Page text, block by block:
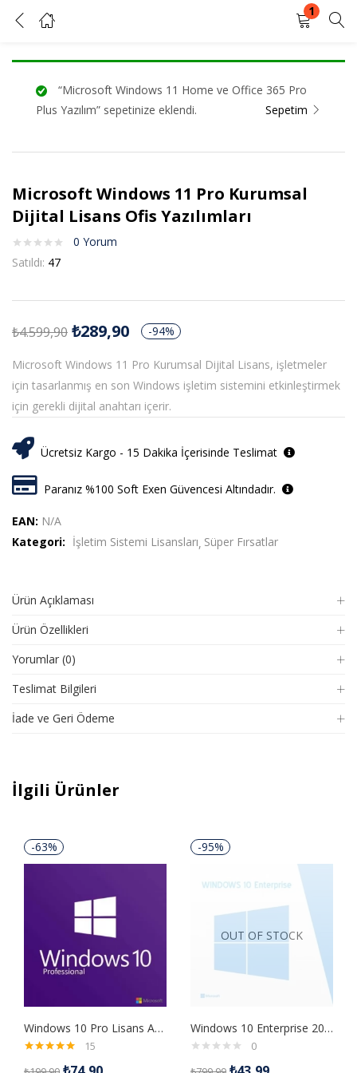
1
KAYIT OL
Kullanıcı adınızı ve şifrenizi girin.
Beni Hatırla Şifrenizi mi unuttunuz?
“Microsoft Windows 11 Home ve Office 365 Pro
Plus Yazılım” sepetinize eklendi.
Sepetim
Microsoft Windows 11 Pro Kurumsal
Dijital Lisans Ofis Yazılımları
0 Yorum
Satıldı: 47
₺4.599,90 ₺289,90 -94%
Microsoft Windows 11 Pro Kurumsal Dijital Lisans, işletmeler
için tasarlanmış en son Windows işletim sistemini etkinleştirmek
için gerekli dijital anahtarı içerir.
Ücretsiz Kargo - 15 Dakika İçerisinde Teslimat
Paranız %100 Soft Exen Güvencesi Altındadır.
EAN: N/A
Kategori: İşletim Sistemi Lisansları Süper Fırsatlar
Ürün Açıklaması
Ürün Özellikleri
Yorumlar (0)
Teslimat Bilgileri
İade ve Geri Ödeme
İlgili Ürünler
-63%
Windows 10 Pro Lisans Anahtarı
15
-95%
OUT OF STOCK
Windows 10 Enterprise 2016 LTSB Retail Dijital Lisans Anahtarı
0